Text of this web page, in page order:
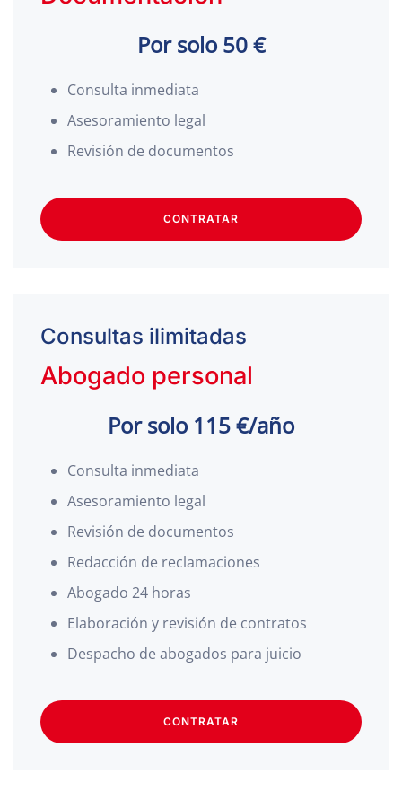
Por solo 50 €
Consulta inmediata
Asesoramiento legal
Revisión de documentos
CONTRATAR
Consultas ilimitadas
Abogado personal
Por solo 115 €/año
Consulta inmediata
Asesoramiento legal
Revisión de documentos
Redacción de reclamaciones
Abogado 24 horas
Elaboración y revisión de contratos
Despacho de abogados para juicio
CONTRATAR